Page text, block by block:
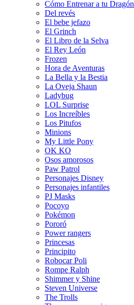
Cómo Entrenar a tu Dragón
Del revés
El bebe jefazo
El Grinch
El Libro de la Selva
El Rey León
Frozen
Hora de Aventuras
La Bella y la Bestia
La Oveja Shaun
Ladybug
LOL Surprise
Los Increíbles
Los Pitufos
Minions
My Little Pony
OK KO
Osos amorosos
Paw Patrol
Personajes Disney
Personajes infantiles
PJ Masks
Pocoyo
Pokémon
Pororó
Power rangers
Princesas
Principito
Robocar Poli
Rompe Ralph
Shimmer y Shine
Steven Universe
The Trolls